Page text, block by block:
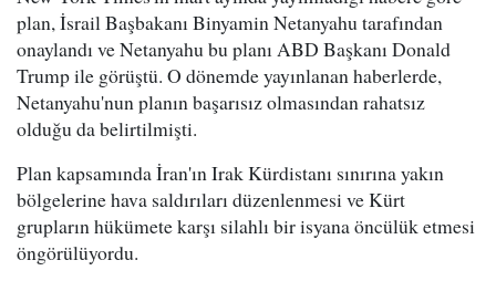
plan, İsrail Başbakanı Binyamin Netanyahu tarafından
onaylandı ve Netanyahu bu planı ABD Başkanı Donald
Trump ile görüştü. O dönemde yayınlanan haberlerde,
Netanyahu'nun planın başarısız olmasından rahatsız
olduğu da belirtilmişti.
Plan kapsamında İran'ın Irak Kürdistanı sınırına yakın
bölgelerine hava saldırıları düzenlenmesi ve Kürt
grupların hükümete karşı silahlı bir isyana öncülük etmesi
öngörülüyordu.